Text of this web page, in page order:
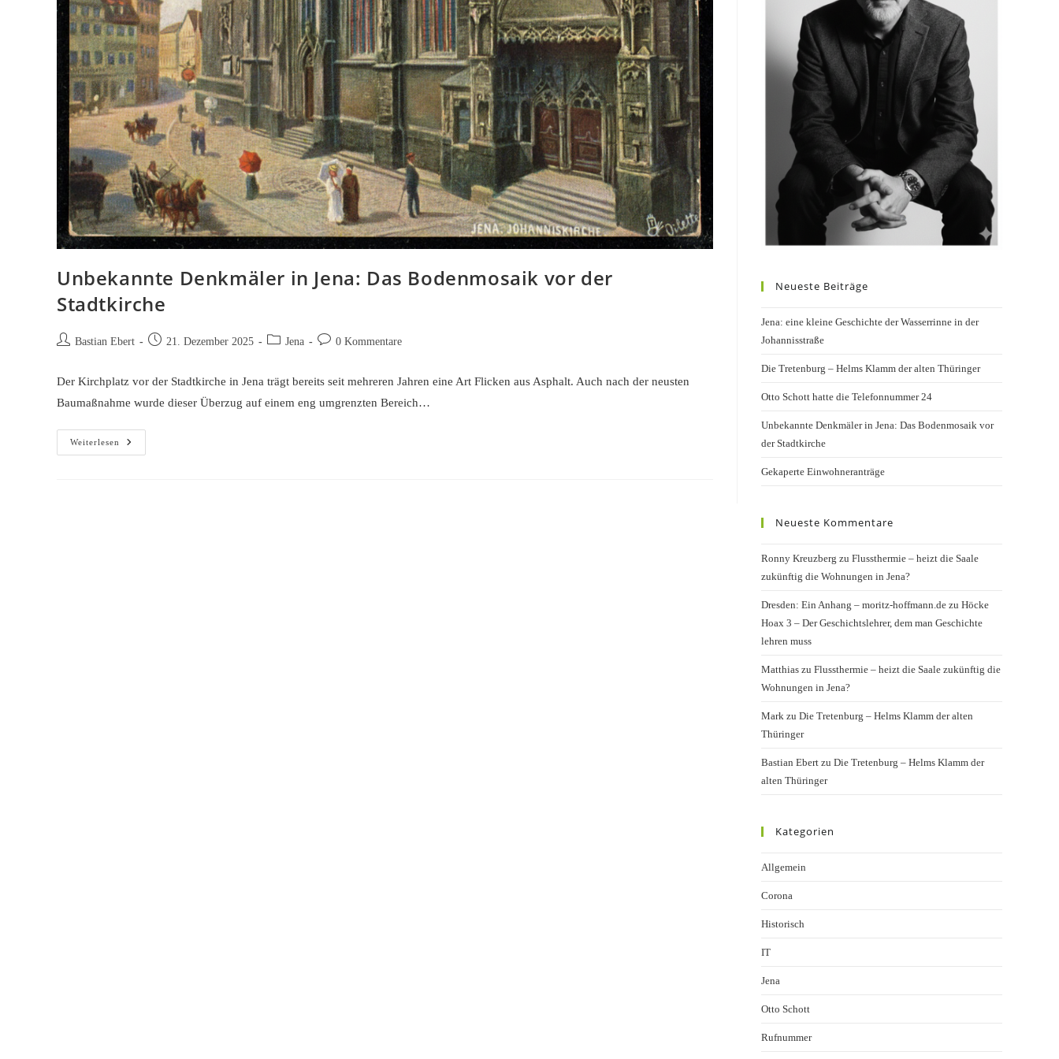
Unbekannte Denkmäler in Jena: Das Bodenmosaik vor der
Stadtkirche
Beitrags-Bastian Ebert
Beitrag21. Dezember 2025
Beitrags-
Jena
Beitrags-0 Kommentare
Der Kirchplatz vor der Stadtkirche in Jena trägt bereits seit mehreren Jahren eine Art Flicken aus Asphalt. Auch nach der neusten
Baumaßnahme wurde dieser Überzug auf einem eng umgrenzten Bereich…
Weiterlesen
Unbekannte
Denkmäler
Neueste Beiträge
Jena: eine kleine Geschichte der Wasserrinne in der
Johannisstraße
Die Tretenburg – Helms Klamm der alten Thüringer
Otto Schott hatte die Telefonnummer 24
Unbekannte Denkmäler in Jena: Das Bodenmosaik vor
der Stadtkirche
Gekaperte Einwohneranträge
Neueste Kommentare
Ronny Kreuzberg zu Flussthermie – heizt die Saale
zukünftig die Wohnungen in Jena?
Dresden: Ein Anhang – moritz-hoffmann.de zu Höcke
Hoax 3 – Der Geschichtslehrer, dem man Geschichte
lehren muss
Matthias zu Flussthermie – heizt die Saale zukünftig die
Wohnungen in Jena?
Mark zu Die Tretenburg – Helms Klamm der alten
Thüringer
Bastian Ebert zu Die Tretenburg – Helms Klamm der
alten Thüringer
Kategorien
Allgemein
Corona
Historisch
IT
Jena
Otto Schott
Rufnummer